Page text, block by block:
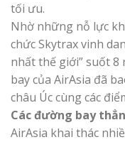
tối ưu.
Nhờ những nỗ lực
chức Skytrax vinh
nhất thế giới” suốt 8
bay của AirAsia đã
châu Úc cùng các
Các đường bay
AirAsia khai thác